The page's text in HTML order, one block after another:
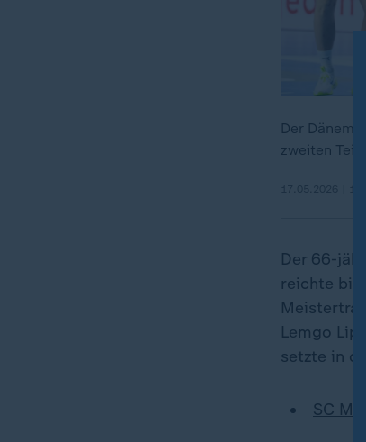
Der
zweiten
17.05.2026 |
Der 66-
reichte bis
Lemgo
setzte in
SC